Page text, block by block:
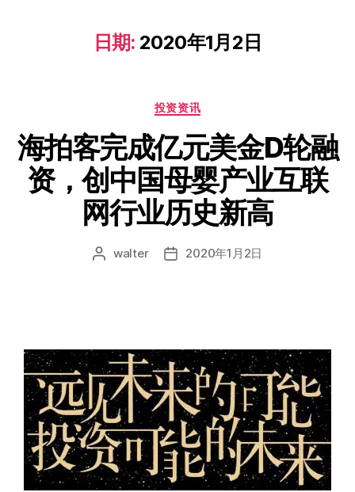
日期: 2020年1月2日
投资资讯
海拍客完成亿元美金D轮融
资，创中国母婴产业互联
网行业历史新高
walter 2020年1月2日